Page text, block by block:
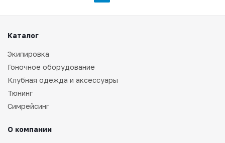
Каталог
Экипировка
Гоночное оборудование
Клубная одежда и аксессуары
Тюнинг
Симрейсинг
О компании